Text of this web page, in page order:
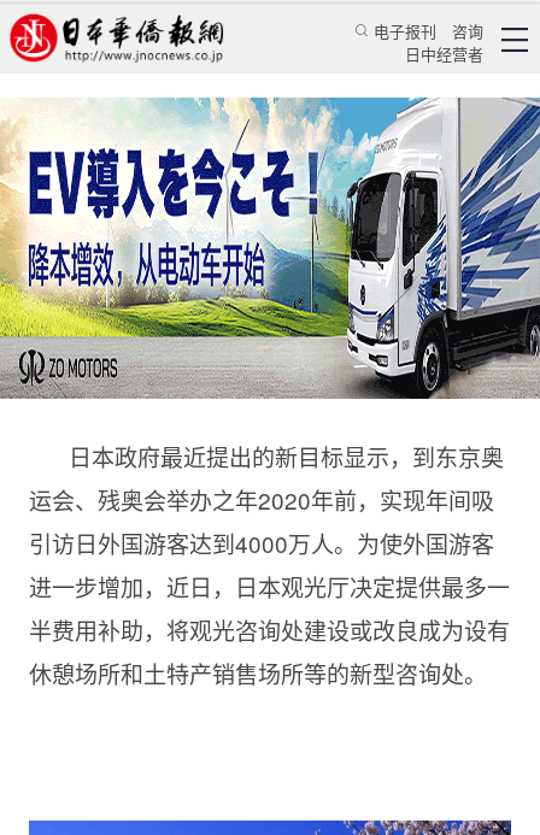
电子报刊
咨询
日中经营者
日本将为完善观光咨询处提供补助 目标增加外国
客
郭桂玲 华人新闻 经贸活动
日本华侨报网 2016/8/24 18:02:43
日本政府最近提出的新目标显示，到东京奥
运会、残奥会举办之年2020年前，实现年间吸
引访日外国游客达到4000万人。为使外国游客
进一步增加，近日，日本观光厅决定提供最多一
半费用补助，将观光咨询处建设或改良成为设有
休憩场所和土特产销售场所等的新型咨询处。